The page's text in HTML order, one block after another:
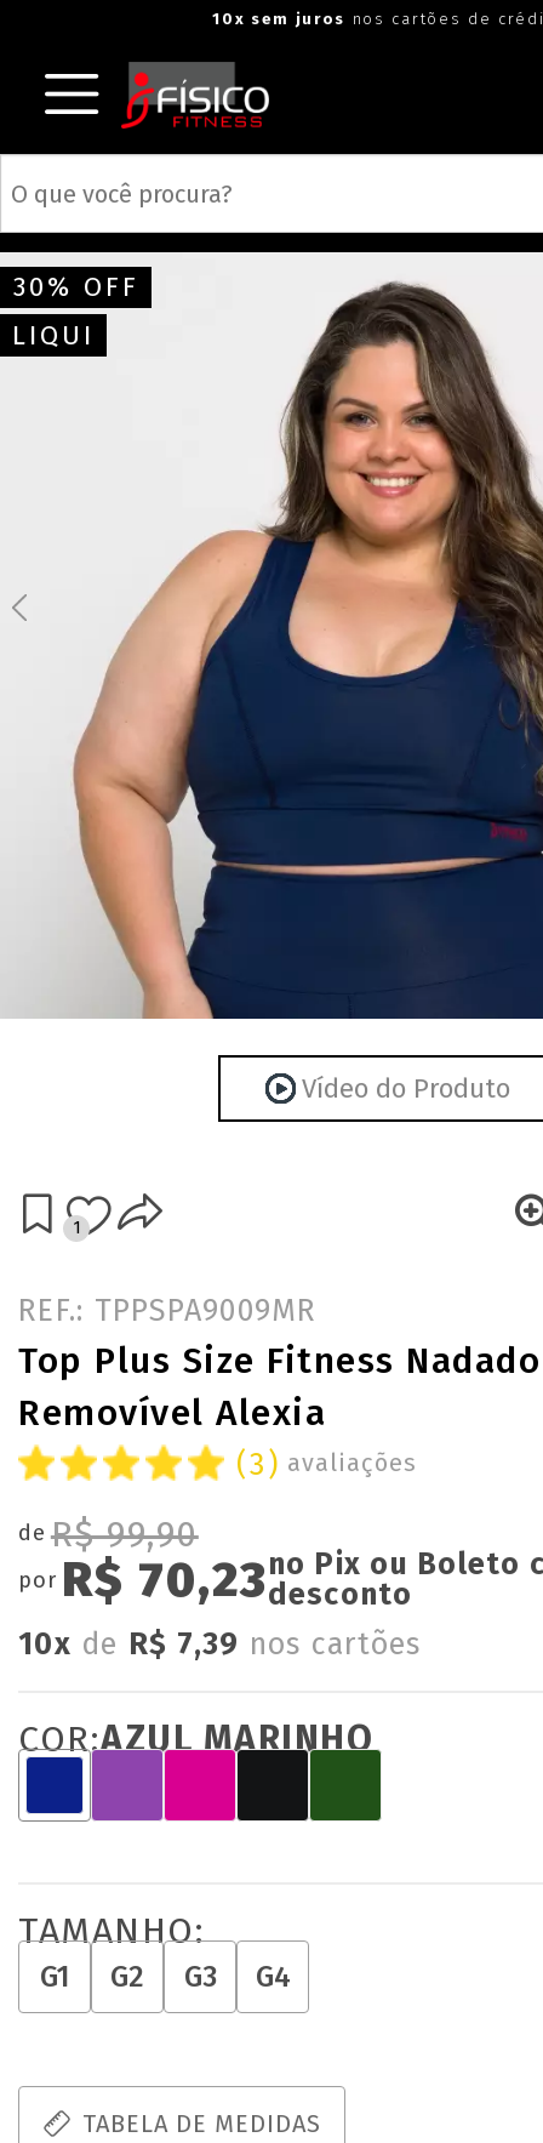
10x sem juros nos cartões de
30% OFF
LIQUI
Vídeo do Produto
1
REF.: TPPSPA9009MR
Top Plus Size Fitness
Removível Alexia
(3) avaliações
de R$ 99,90
por R$ 70,23no Pix ou Boleto
desconto
10x de R$ 7,39 nos cartões
COR:AZUL MARINHO
TAMANHO:
G1 G2 G3 G4
TABELA DE MEDIDAS